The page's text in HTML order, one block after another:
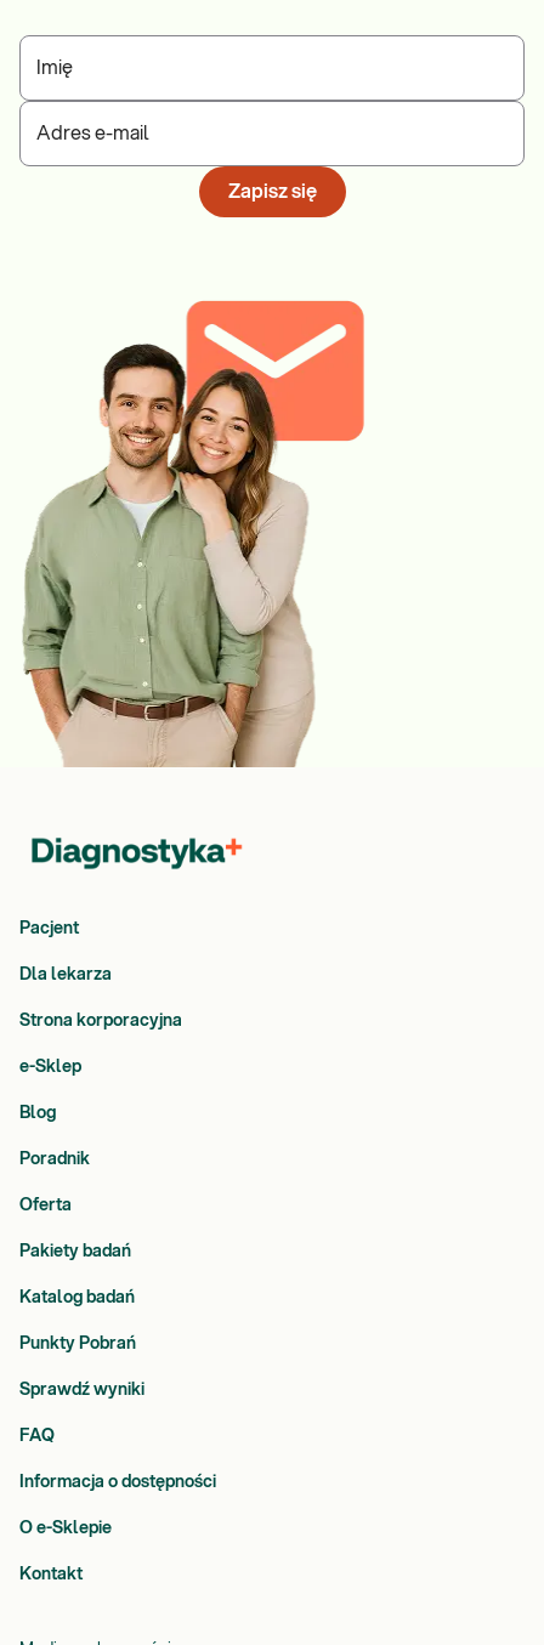
Imię
Adres e-mail
Zapisz się
Pacjent
Dla lekarza
Strona korporacyjna
e-Sklep
Blog
Poradnik
Oferta
Pakiety badań
Katalog badań
Punkty Pobrań
Sprawdź wyniki
FAQ
Informacja o dostępności
O e-Sklepie
Kontakt